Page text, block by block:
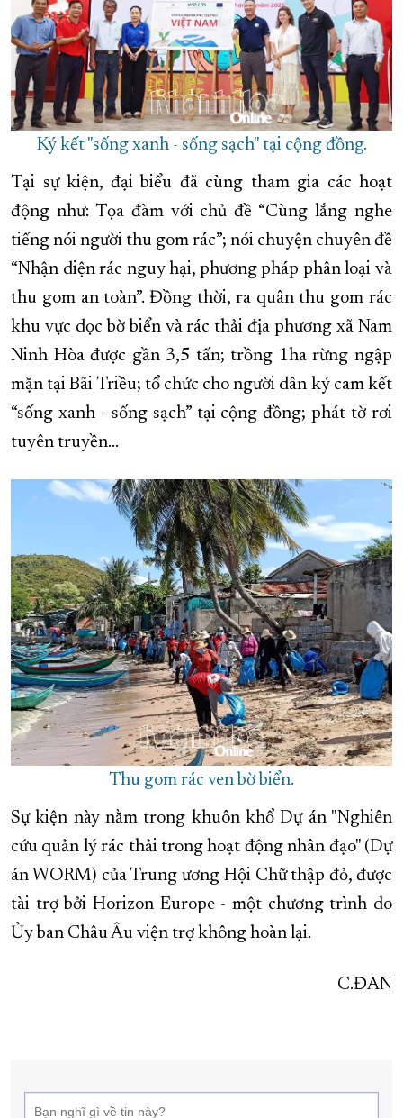
Ký kết "sống xanh - sống sạch" tại cộng đồng.
Tại sự kiện, đại biểu đã cùng tham gia các hoạt
động như: Tọa đàm với chủ đề “Cùng lắng nghe
tiếng nói người thu gom rác”; nói chuyện chuyên đề
“Nhận diện rác nguy hại, phương pháp phân loại và
thu gom an toàn”. Đồng thời, ra quân thu gom rác
khu vực dọc bờ biển và rác thải địa phương xã Nam
Ninh Hòa được gần 3,5 tấn; trồng 1ha rừng ngập
mặn tại Bãi Triều; tổ chức cho người dân ký cam kết
“sống xanh - sống sạch” tại cộng đồng; phát tờ rơi
tuyên truyền…
Thu gom rác ven bờ biển.
Sự kiện này nằm trong khuôn khổ Dự án "Nghiên
cứu quản lý rác thải trong hoạt động nhân đạo" (Dự
án WORM) của Trung ương Hội Chữ thập đỏ, được
tài trợ bởi Horizon Europe - một chương trình do
Ủy ban Châu Âu viện trợ không hoàn lại.
C.ĐAN